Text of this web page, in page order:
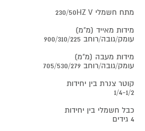
מתח חשמלי 230/50HZ V
מידות מאייד (מ"מ)
עומק/גובה/רוחב 900/310/225
מידות מעבה (מ"מ)
עומק/גובה/רוחב 705/530/279
קוטר צנרת בין יחידות
1/4-1/2
כבל חשמלי בין יחידות
4 גידים